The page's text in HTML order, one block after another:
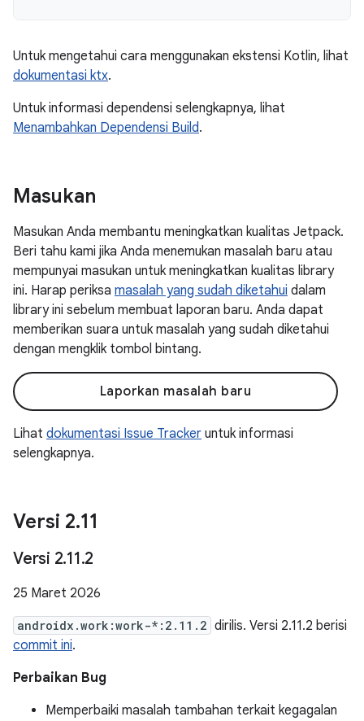
Untuk mengetahui cara menggunakan ekstensi Kotlin, lihat
dokumentasi ktx.
Untuk informasi dependensi selengkapnya, lihat
Menambahkan Dependensi Build.
Masukan
Masukan Anda membantu meningkatkan kualitas Jetpack.
Beri tahu kami jika Anda menemukan masalah baru atau
mempunyai masukan untuk meningkatkan kualitas library
ini. Harap periksa masalah yang sudah diketahui dalam
library ini sebelum membuat laporan baru. Anda dapat
memberikan suara untuk masalah yang sudah diketahui
dengan mengklik tombol bintang.
Laporkan masalah baru
Lihat dokumentasi Issue Tracker untuk informasi
selengkapnya.
Versi 2.11
Versi 2.11.2
25 Maret 2026
androidx.work:work-*:2.11.2 dirilis. Versi 2.11.2 berisi
commit ini.
Perbaikan Bug
Memperbaiki masalah tambahan terkait kegagalan